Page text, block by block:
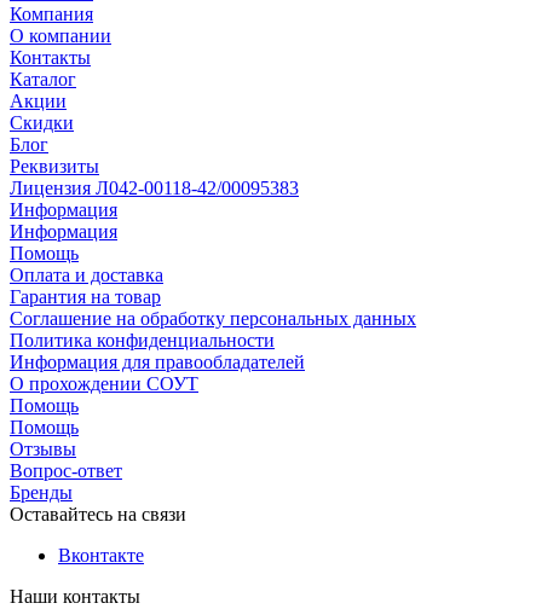
Компания
О компании
Контакты
Каталог
Акции
Скидки
Блог
Реквизиты
Лицензия Л042-00118-42/00095383
Информация
Информация
Помощь
Оплата и доставка
Гарантия на товар
Соглашение на обработку персональных данных
Политика конфиденциальности
Информация для правообладателей
О прохождении СОУТ
Помощь
Помощь
Отзывы
Вопрос-ответ
Бренды
Оставайтесь на связи
Вконтакте
Наши контакты